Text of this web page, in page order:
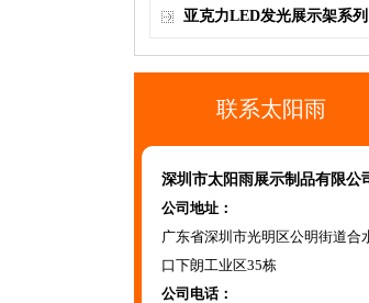
亚克力LED发光展示架系列
联系太阳雨
深圳市太阳雨展示制品有限公
公司地址：
广东省深圳市光明区公明街道合
口下朗工业区35栋
公司电话：